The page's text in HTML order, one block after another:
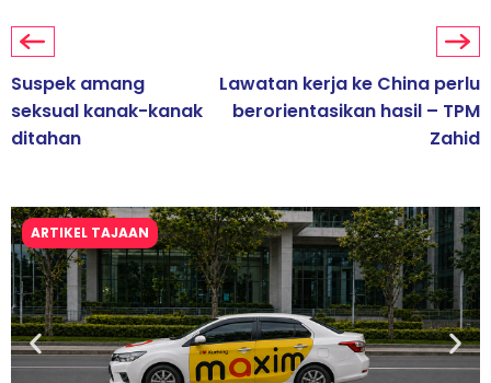
Suspek amang
seksual kanak-kanak
ditahan
Lawatan kerja ke China perlu
berorientasikan hasil – TPM
Zahid
ARTIKEL TAJAAN